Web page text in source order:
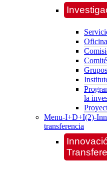
la
Menu-I+D+I(2)-
transferencia